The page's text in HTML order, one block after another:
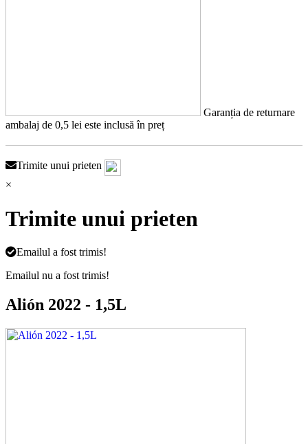
Garanția de returnare
ambalaj de 0,5 lei este inclusă în preț
Trimite unui prieten
×
Trimite unui prieten
Emailul a fost trimis!
Emailul nu a fost trimis!
Alión 2022 - 1,5L